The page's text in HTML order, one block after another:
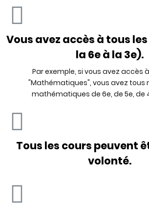
Vous avez accès à tous
la 6e à la 3e).
Par exemple, si vous avez accès
"Mathématiques", vous avez tous
mathématiques de 6e, de 5e, de
Tous les cours peuvent
volonté.